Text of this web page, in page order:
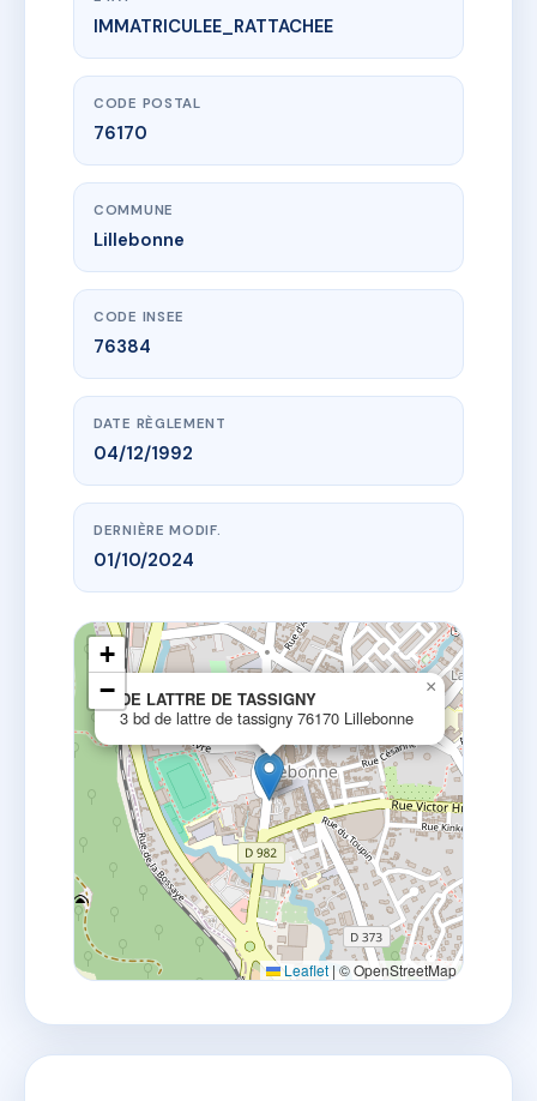
www.vme.plus/AD9225913
DE LATTRE DE TASSIGNY
3 bd de lattre de tassigny
IMMATRICULEE_RATTACHEE
CODE POSTAL
76170
COMMUNE
Lillebonne
CODE INSEE
76384
DATE RÈGLEMENT
04/12/1992
DERNIÈRE MODIF.
01/10/2024
DE LATTRE DE TASSIGNY
3 bd de lattre de tassigny 76170 Lillebonne
×
+
−
Leaflet | © OpenStreetMap